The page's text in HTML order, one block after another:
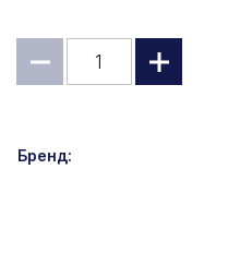
Бренд: